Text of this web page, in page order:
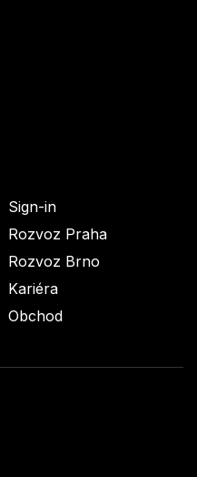
Sign-in
Rozvoz Praha
Rozvoz Brno
Kariéra
Obchod